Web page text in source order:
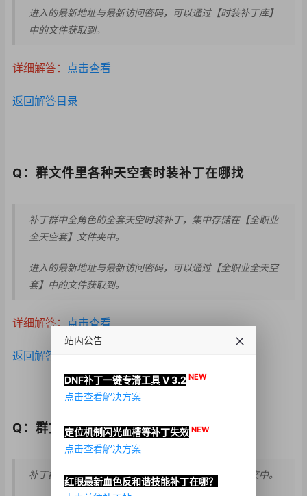
进入的最新地址与最新访问密码，可以通过【时装补丁库】
中的文件获取到。
详细解答： 点击查看
返回解答目录
Q：群文件里各种天空套时装补丁在哪找
补丁群中全角色的全套天空时装补丁，集中存储在【全职业
全天空套】文件夹中。
进入的最新地址与最新访问密码，可以通过【全职业全天空
套】中的文件获取到。
详细解答：点击查看
返回解答目录
Q：群文件里各种武器补丁在哪找
补丁群中武器补丁，集中存储在【武器补丁库】文件夹中。
站内公告
DNF补丁一键专清工具 V 3.2 NEW
点击查看解决方案
定位机制闪光血槽等补丁失效 NEW
点击查看解决方案
红眼最新血色反和谐技能补丁在哪？